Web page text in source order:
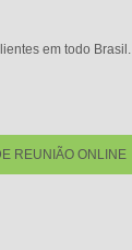
em todo Brasil.
REUNIÃO ONLINE